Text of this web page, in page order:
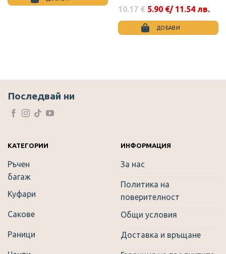
10.17 €
Original
price
10.17 €.
5.90 €
Текущата
цена
5.90 €.
/ 11.54 лв.
ДОБАВИ
variants.
on
product
Последвай ни
КАТЕГОРИИ
Ръчен
багаж
Куфари
Сакове
Раници
ИНФОРМАЦИЯ
За нас
Политика на
поверителност
Общи условия
Доставка и връщане